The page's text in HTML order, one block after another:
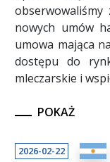
nowych umów
umowa mająca
dostępu do
mleczarskie i
POKAŻ
2026-02-22